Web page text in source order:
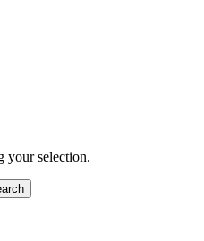
your selection.